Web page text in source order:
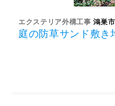
エクステリア外構工事 鴻巣市
庭の防草サンド敷き